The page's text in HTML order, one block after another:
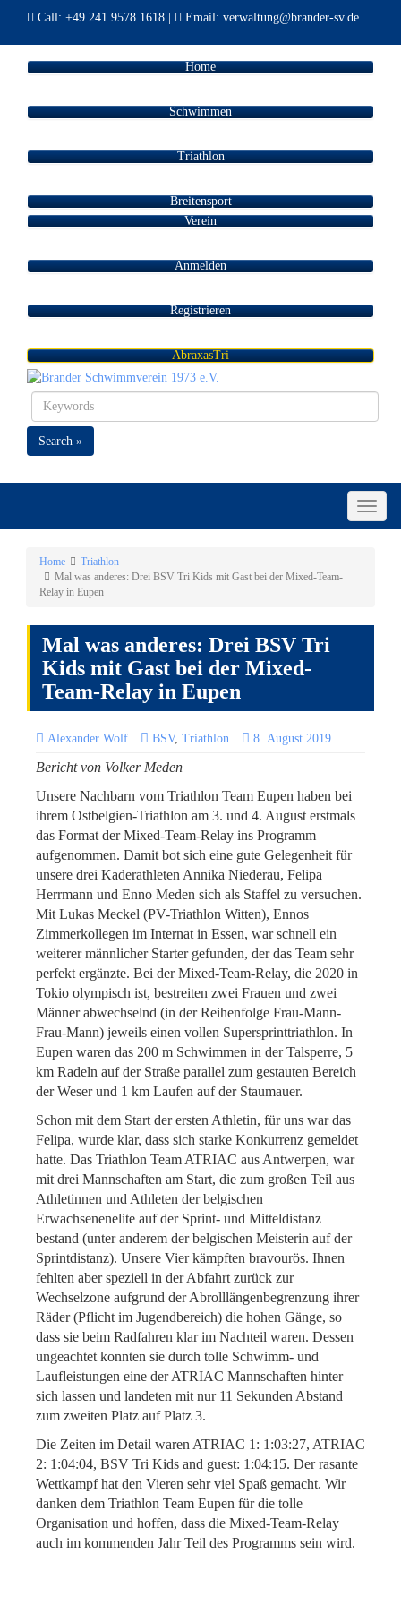
Call: +49 241 9578 1618 Email: verwaltung@brander-sv.de
Home
Schwimmen
Triathlon
Breitensport
Verein
Anmelden
Registrieren
AbraxasTri
Search »
Toggle
Home
Triathlon
Mal was anderes: Drei BSV Tri Kids mit Gast bei der Mixed-Team-
Relay in Eupen
Mal was anderes: Drei BSV Tri
Kids mit Gast bei der Mixed-
Team-Relay in Eupen
Alexander Wolf BSV, Triathlon 8. August 2019
Bericht von Volker Meden
Unsere Nachbarn vom Triathlon Team Eupen haben bei
ihrem Ostbelgien-Triathlon am 3. und 4. August erstmals
das Format der Mixed-Team-Relay ins Programm
aufgenommen. Damit bot sich eine gute Gelegenheit für
unsere drei Kaderathleten Annika Niederau, Felipa
Herrmann und Enno Meden sich als Staffel zu versuchen.
Mit Lukas Meckel (PV-Triathlon Witten), Ennos
Zimmerkollegen im Internat in Essen, war schnell ein
weiterer männlicher Starter gefunden, der das Team sehr
perfekt ergänzte. Bei der Mixed-Team-Relay, die 2020 in
Tokio olympisch ist, bestreiten zwei Frauen und zwei
Männer abwechselnd (in der Reihenfolge Frau-Mann-
Frau-Mann) jeweils einen vollen Supersprinttriathlon. In
Eupen waren das 200 m Schwimmen in der Talsperre, 5
km Radeln auf der Straße parallel zum gestauten Bereich
der Weser und 1 km Laufen auf der Staumauer.
Schon mit dem Start der ersten Athletin, für uns war das
Felipa, wurde klar, dass sich starke Konkurrenz gemeldet
hatte. Das Triathlon Team ATRIAC aus Antwerpen, war
mit drei Mannschaften am Start, die zum großen Teil aus
Athletinnen und Athleten der belgischen
Erwachsenenelite auf der Sprint- und Mitteldistanz
bestand (unter anderem der belgischen Meisterin auf der
Sprintdistanz). Unsere Vier kämpften bravourös. Ihnen
fehlten aber speziell in der Abfahrt zurück zur
Wechselzone aufgrund der Abrolllängenbegrenzung ihrer
Räder (Pflicht im Jugendbereich) die hohen Gänge, so
dass sie beim Radfahren klar im Nachteil waren. Dessen
ungeachtet konnten sie durch tolle Schwimm- und
Laufleistungen eine der ATRIAC Mannschaften hinter
sich lassen und landeten mit nur 11 Sekunden Abstand
zum zweiten Platz auf Platz 3.
Die Zeiten im Detail waren ATRIAC 1: 1:03:27, ATRIAC
2: 1:04:04, BSV Tri Kids and guest: 1:04:15. Der rasante
Wettkampf hat den Vieren sehr viel Spaß gemacht. Wir
danken dem Triathlon Team Eupen für die tolle
Organisation und hoffen, dass die Mixed-Team-Relay
auch im kommenden Jahr Teil des Programms sein wird.